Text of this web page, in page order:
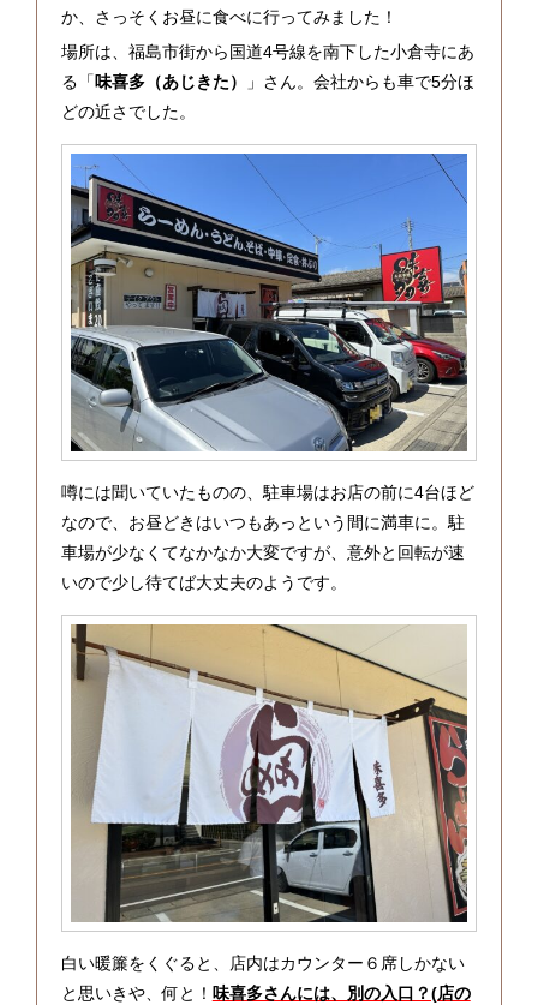
か、さっそくお昼に食べに行ってみました！
場所は、福島市街から国道4号線を南下した小倉寺にあ
る「 味喜多（あじきた）
」さん。会社からも車で5分ほ
どの近さでした。
噂には聞いていたものの、駐車場はお店の前に4台ほど
なので、お昼どきはいつもあっという間に満車に。駐
車場が少なくてなかなか大変ですが、意外と回転が速
いので少し待てば大丈夫のようです。
白い暖簾をくぐると、店内はカウンター６席しかない
と思いきや、何と！ 味喜多さんには、別の入口？(店の